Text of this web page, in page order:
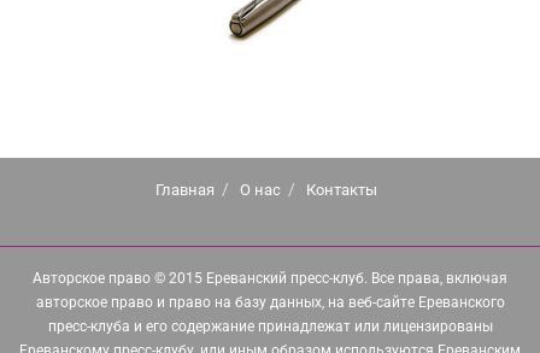
Главная О нас Контакты
Авторское право © 2015 Ереванский пресс-клуб. Все права, включая
авторское право и право на базу данных, на веб-сайте Ереванского
пресс-клуба и его содержание принадлежат или лицензированы